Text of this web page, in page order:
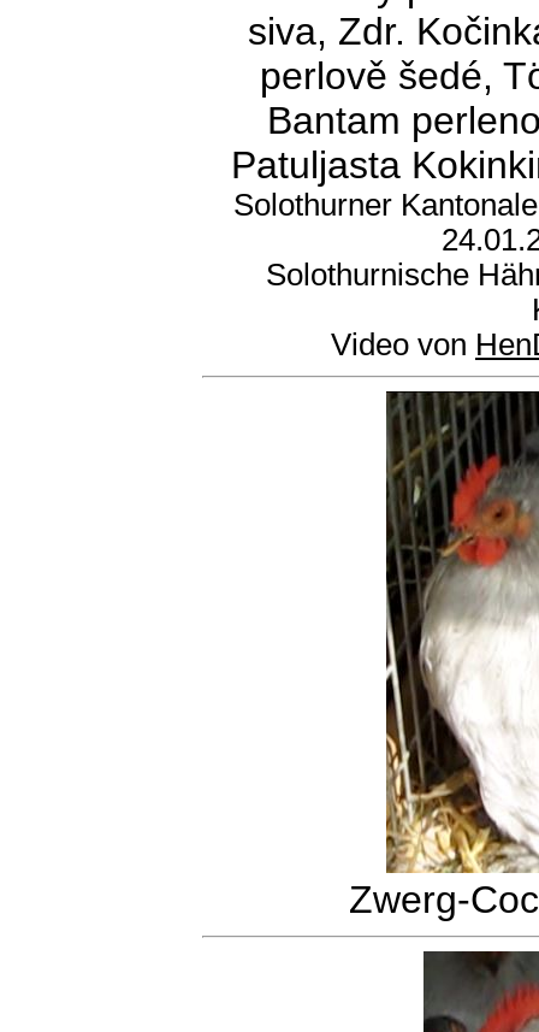
siva, Zdr.
perlově šedé,
Bantam
Patuljasta
Solothurner
Solothurnische
Video von
Zwerg-